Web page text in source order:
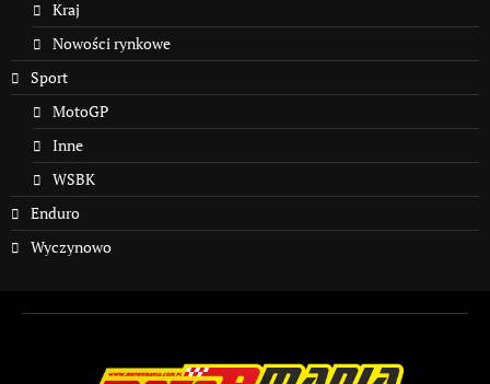
Kraj
Nowości rynkowe
Sport
MotoGP
Inne
WSBK
Enduro
Wyczynowo